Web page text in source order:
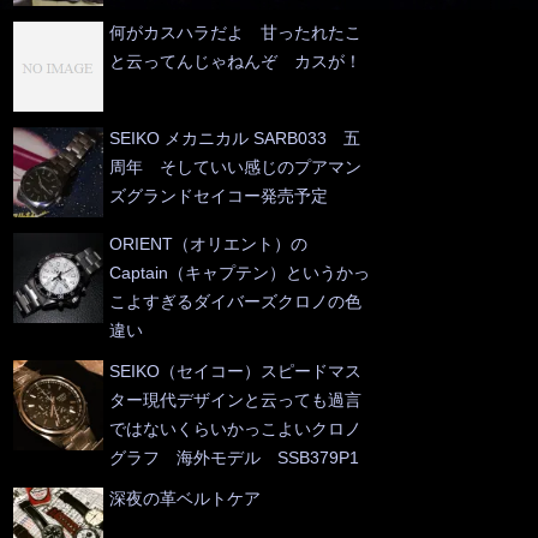
何がカスハラだよ 甘ったれたこ
と云ってんじゃねんぞ カスが！
SEIKO メカニカル SARB033 五
周年 そしていい感じのプアマン
ズグランドセイコー発売予定
ORIENT（オリエント）の
Captain（キャプテン）というかっ
こよすぎるダイバーズクロノの色
違い
SEIKO（セイコー）スピードマス
ター現代デザインと云っても過言
ではないくらいかっこよいクロノ
グラフ 海外モデル SSB379P1
深夜の革ベルトケア